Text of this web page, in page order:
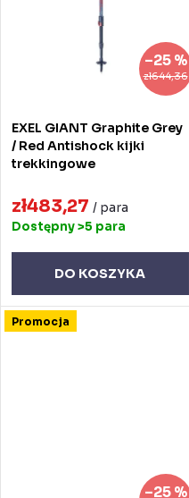
zł644,36
–25 %
EXEL GIANT Graphite Grey
/ Red Antishock kijki
trekkingowe
zł483,27 / para
Dostępny>5 para
DO KOSZYKA
Promocja
–25 %